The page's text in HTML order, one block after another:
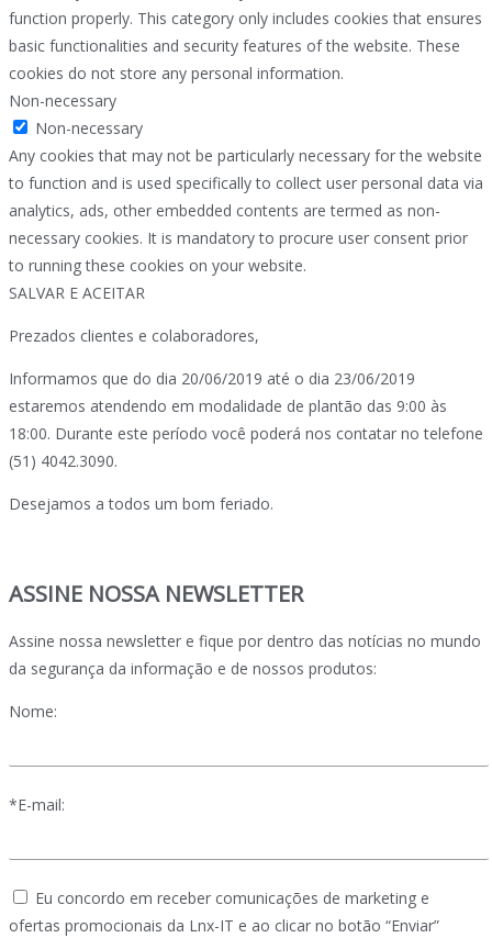
function properly. This category only includes cookies that ensures
basic functionalities and security features of the website. These
cookies do not store any personal information.
Non-necessary
Non-necessary
Any cookies that may not be particularly necessary for the website
to function and is used specifically to collect user personal data via
analytics, ads, other embedded contents are termed as non-
necessary cookies. It is mandatory to procure user consent prior
to running these cookies on your website.
SALVAR E ACEITAR
Prezados clientes e colaboradores,
Informamos que do dia 20/06/2019 até o dia 23/06/2019
estaremos atendendo em modalidade de plantão das 9:00 às
18:00. Durante este período você poderá nos contatar no telefone
(51) 4042.3090.
Desejamos a todos um bom feriado.
ASSINE NOSSA NEWSLETTER
Assine nossa newsletter e fique por dentro das notícias no mundo
da segurança da informação e de nossos produtos:
Nome:
*E-mail:
Eu concordo em receber comunicações de marketing e
ofertas promocionais da Lnx-IT e ao clicar no botão “Enviar”